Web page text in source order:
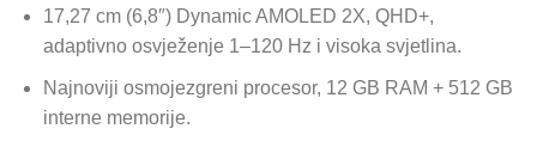
17,27 cm (6,8″) Dynamic AMOLED 2X, QHD+,
adaptivno osvježenje 1–120 Hz i visoka svjetlina.
Najnoviji osmojezgreni procesor, 12 GB RAM + 512 GB
interne memorije.